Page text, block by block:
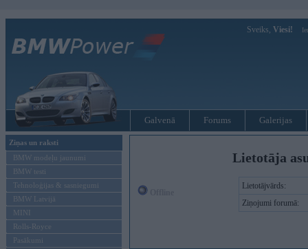
Sveiks, Viesi!
Galvenā Forums Galerijas
Ziņas un raksti
BMW modeļu jaunumi
BMW testi
Tehnoloģijas & sasniegumi
BMW Latvijā
MINI
Rolls-Royce
Pasākumi
Lietotāja
Lietotājvārds:
Ziņojumi forumā: